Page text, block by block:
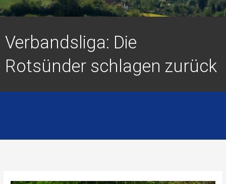
Verbandsliga: Die
Rotsünder schlagen zurück